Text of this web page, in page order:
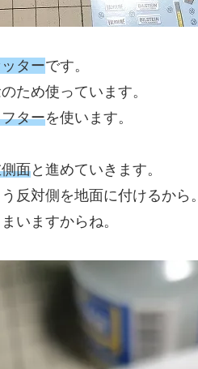
ターです。
ため使っています。
ターを使います。
面と進めていきます。
反対側を地面に付けるから。
いますからね。